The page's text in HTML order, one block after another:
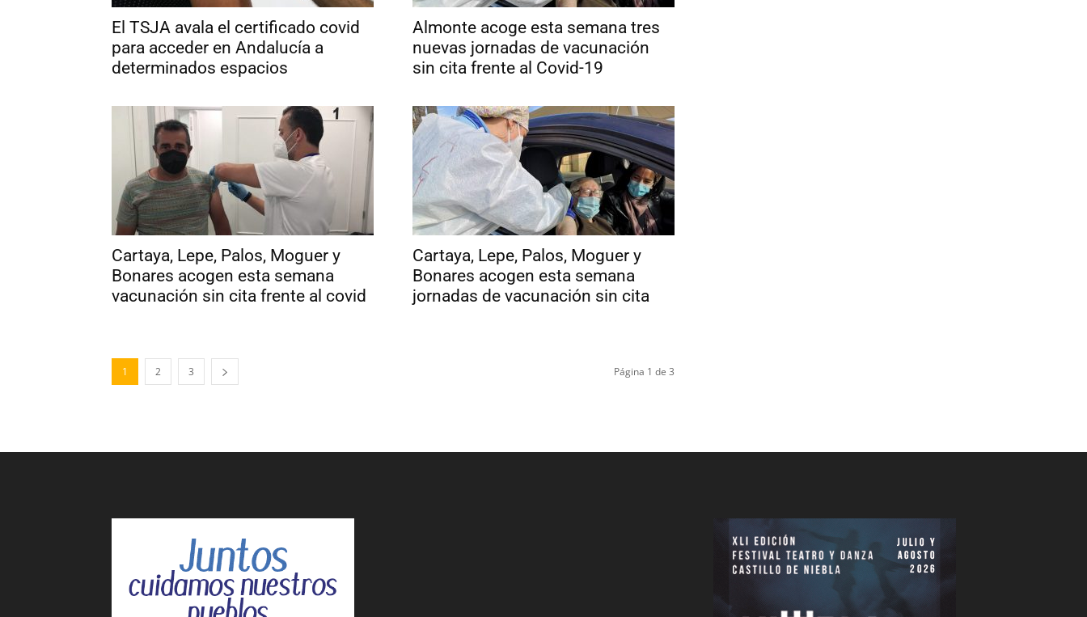
El TSJA avala el certificado covid
para acceder en Andalucía a
determinados espacios
Almonte acoge esta semana tres
nuevas jornadas de vacunación
sin cita frente al Covid-19
Cartaya, Lepe, Palos, Moguer y
Bonares acogen esta semana
vacunación sin cita frente al covid
Cartaya, Lepe, Palos, Moguer y
Bonares acogen esta semana
jornadas de vacunación sin cita
1 2 3 Página 1 de 3